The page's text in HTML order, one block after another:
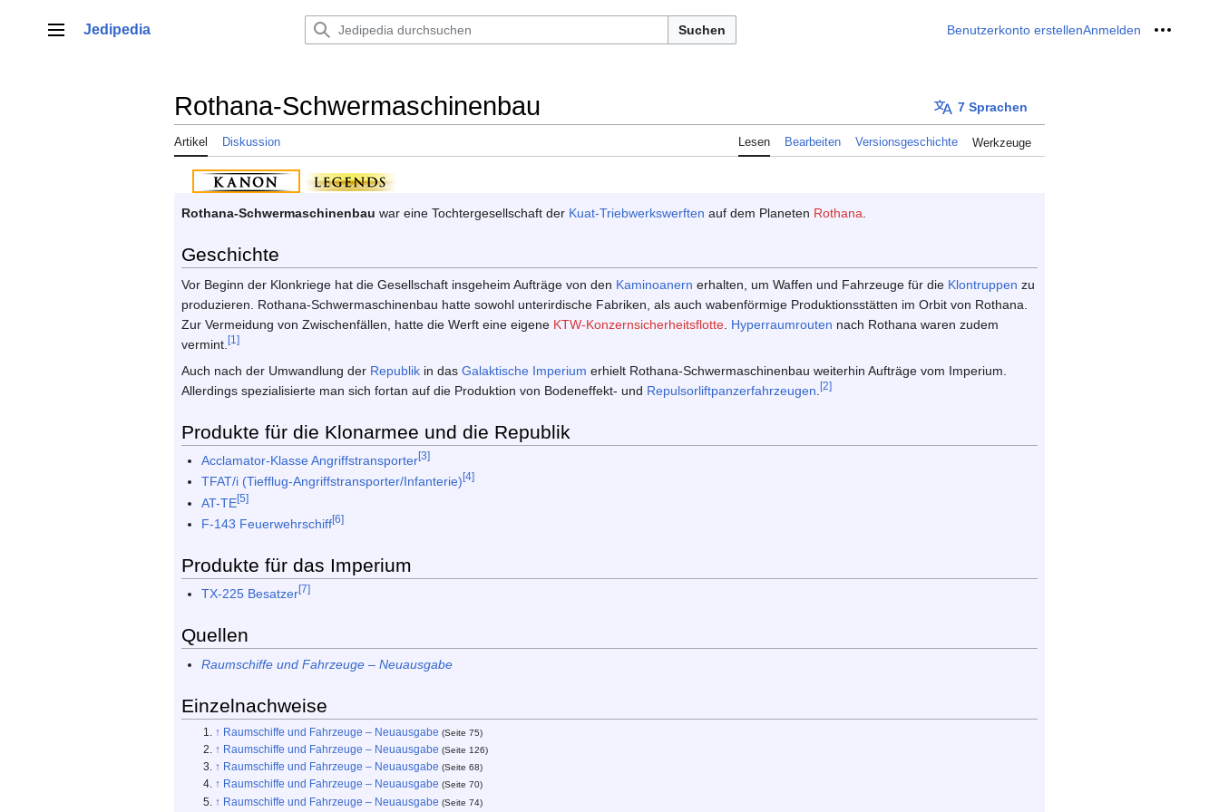
springenHauptmenü
Jedipedia Suchen Benutzerkonto erstellenAnmelden Meine
Rothana-Schwermaschinenbau 7 Sprachen
Artikel Diskussion Lesen Bearbeiten Versionsgeschichte Werkzeuge
Rothana-Schwermaschinenbau war eine Tochtergesellschaft der Kuat-Triebwerkswerften auf dem Planeten Rothana
Geschichte
Vor Beginn der Klonkriege hat die Gesellschaft insgeheim Aufträge von den Kaminoanern erhalten, um Waffen und Fahrzeuge für die Klontruppen zu
produzieren. Rothana-Schwermaschinenbau hatte sowohl unterirdische Fabriken, als auch wabenförmige Produktionsstätten im Orbit von Rothana.
Zur Vermeidung von Zwischenfällen, hatte die Werft eine eigene KTW-Konzernsicherheitsflotte Hyperraumrouten nach Rothana waren zudem
vermint. [1]
Auch nach der Umwandlung der Republik in das Galaktische Imperium erhielt Rothana-Schwermaschinenbau weiterhin Aufträge vom Imperium.
Allerdings spezialisierte man sich fortan auf die Produktion von Bodeneffekt- und Repulsorliftpanzerfahrzeugen [2]
Produkte für die Klonarmee und die Republik
Acclamator-Klasse Angriffstransporter[3]
TFAT/i (Tiefflug-Angriffstransporter/Infanterie)[4]
AT-TE[5]
F-143 Feuerwehrschiff[6]
Produkte für das Imperium
TX-225 Besatzer[7]
Quellen
Raumschiffe und Fahrzeuge – Neuausgabe
Einzelnachweise
↑ Raumschiffe und Fahrzeuge – Neuausgabe (Seite 75)
↑ Raumschiffe und Fahrzeuge – Neuausgabe (Seite 126)
↑ Raumschiffe und Fahrzeuge – Neuausgabe (Seite 68)
↑ Raumschiffe und Fahrzeuge – Neuausgabe (Seite 70)
↑ Raumschiffe und Fahrzeuge – Neuausgabe (Seite 74)